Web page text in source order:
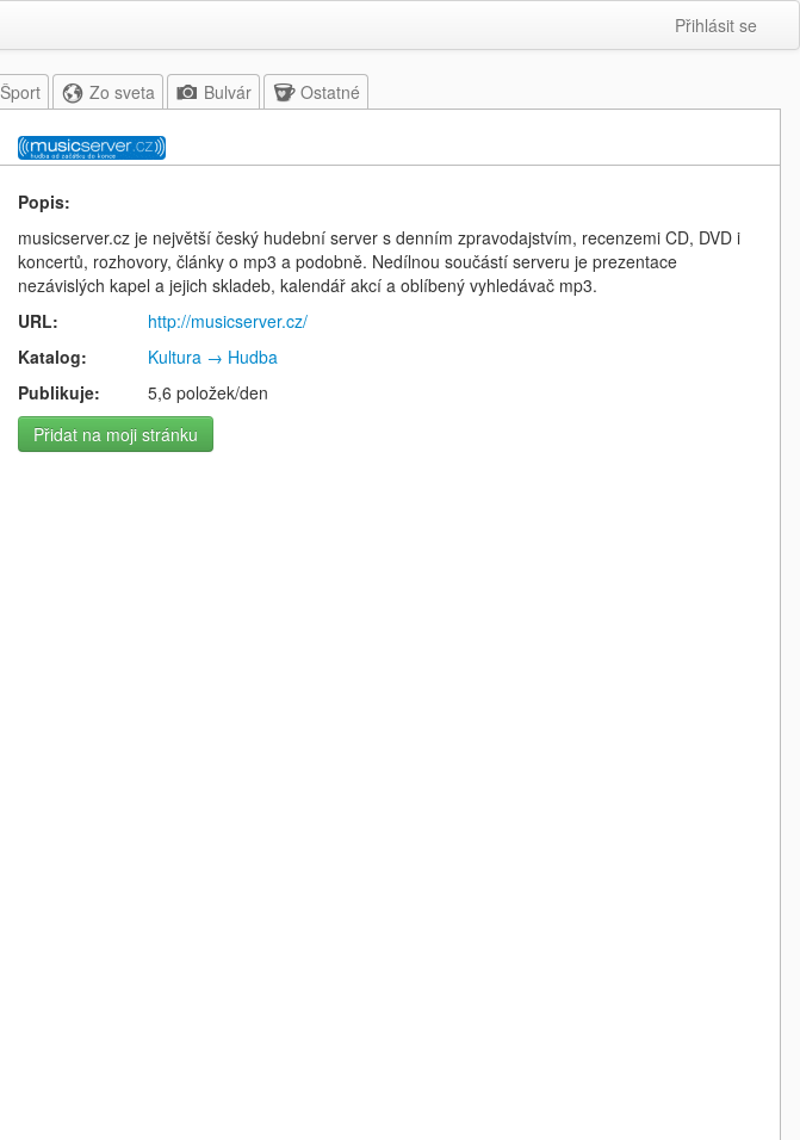
Přihlásit se
Šport Zo sveta Bulvár Ostatné
Popis:
musicserver.cz je největší český hudební server s denním zpravodajstvím, recenzemi CD, DVD i
koncertů, rozhovory, články o mp3 a podobně. Nedílnou součástí serveru je prezentace
nezávislých kapel a jejich skladeb, kalendář akcí a oblíbený vyhledávač mp3.
URL:
http://musicserver.cz/
Katalog:
Kultura → Hudba
Publikuje:
5,6 položek/den
Přidat na moji stránku